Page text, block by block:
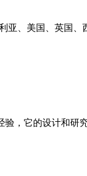
亚、美国、英国
，它的设计和